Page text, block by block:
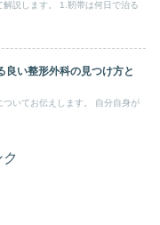
説します。 1.靭帯は何日で治る
良い整形外科の見つけ方と
いてお伝えします。 自分自身が